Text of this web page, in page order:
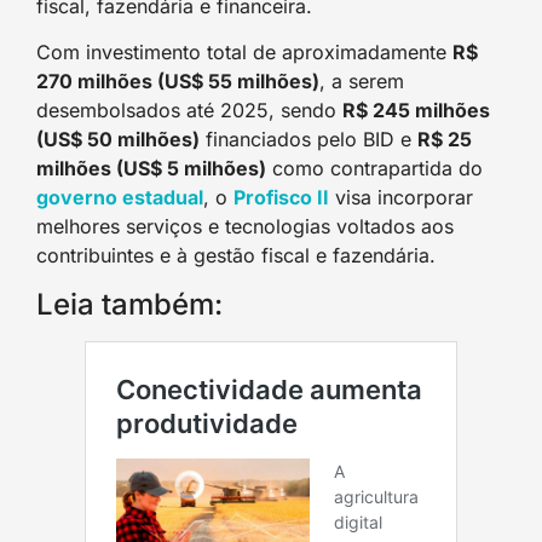
fiscal, fazendária e financeira.
Com investimento total de aproximadamente R$
270 milhões (US$ 55 milhões), a serem
desembolsados até 2025, sendo R$ 245 milhões
(US$ 50 milhões) financiados pelo BID e R$ 25
milhões (US$ 5 milhões) como contrapartida do
governo estadual, o Profisco II visa incorporar
melhores serviços e tecnologias voltados aos
contribuintes e à gestão fiscal e fazendária.
Leia também: